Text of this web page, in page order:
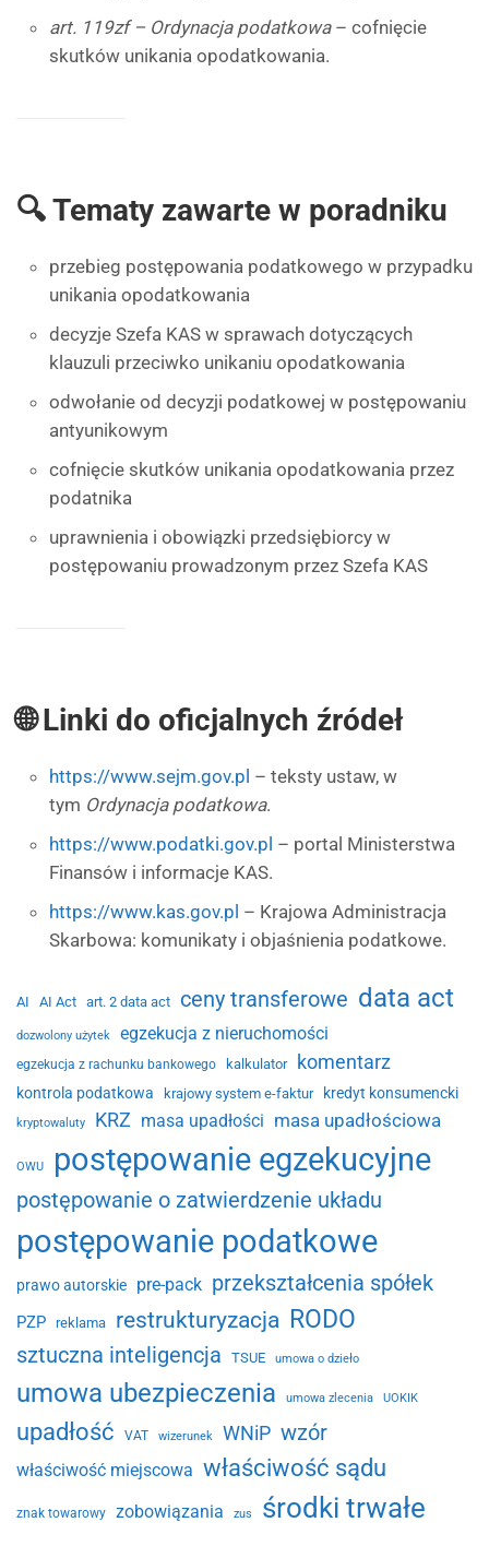
art. 119zf – Ordynacja podatkowa– cofnięcie
skutków unikania opodatkowania.
🔍 Tematy zawarte w poradniku
przebieg postępowania podatkowego w przypadku
unikania opodatkowania
decyzje Szefa KAS w sprawach dotyczących
klauzuli przeciwko unikaniu opodatkowania
odwołanie od decyzji podatkowej w postępowaniu
antyunikowym
cofnięcie skutków unikania opodatkowania przez
podatnika
uprawnienia i obowiązki przedsiębiorcy w
postępowaniu prowadzonym przez Szefa KAS
🌐 Linki do oficjalnych źródeł
https://www.sejm.gov.pl – teksty ustaw, w
tym Ordynacja podatkowa.
https://www.podatki.gov.pl – portal Ministerstwa
Finansów i informacje KAS.
https://www.kas.gov.pl – Krajowa Administracja
Skarbowa: komunikaty i objaśnienia podatkowe.
AI AI Act art. 2 data act ceny transferowe data act
dozwolony użytek egzekucja z nieruchomości
egzekucja z rachunku bankowego kalkulator komentarz
kontrola podatkowa krajowy system e-faktur kredyt konsumencki
kryptowaluty KRZ masa upadłości masa upadłościowa
OWU postępowanie egzekucyjne
postępowanie o zatwierdzenie układu
postępowanie podatkowe
prawo autorskie pre-pack przekształcenia spółek
PZP reklama restrukturyzacja RODO
sztuczna inteligencja TSUE umowa o dzieło
umowa ubezpieczenia umowa zlecenia UOKIK
upadłość VAT wizerunek WNiP wzór
właściwość miejscowa właściwość sądu
znak towarowy zobowiązania zus środki trwałe